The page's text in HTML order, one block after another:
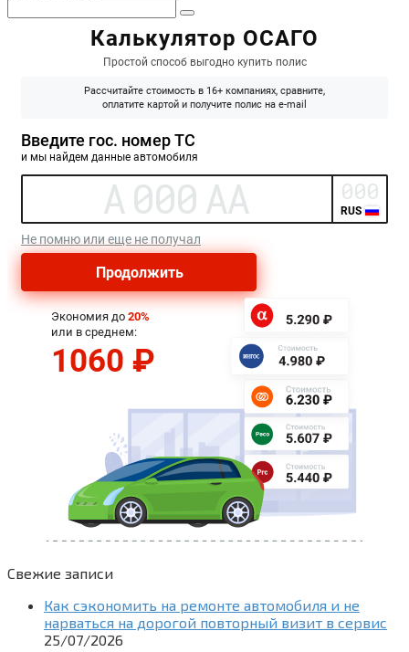
Свежие записи
Как сэкономить на ремонте автомобиля и не
нарваться на дорогой повторный визит в сервис
25/07/2026